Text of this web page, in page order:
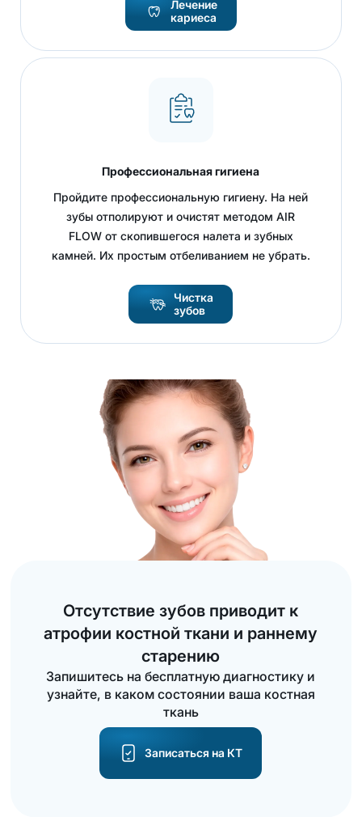
Лечение
кариеса
Профессиональная гигиена
Пройдите профессиональную гигиену. На ней
зубы отполируют и очистят методом AIR
FLOW от скопившегося налета и зубных
камней. Их простым отбеливанием не убрать.
Чистка
зубов
Отсутствие зубов приводит к
атрофии костной ткани и раннему
старению
Запишитесь на бесплатную диагностику и
узнайте, в каком состоянии ваша костная
ткань
Записаться на КТ